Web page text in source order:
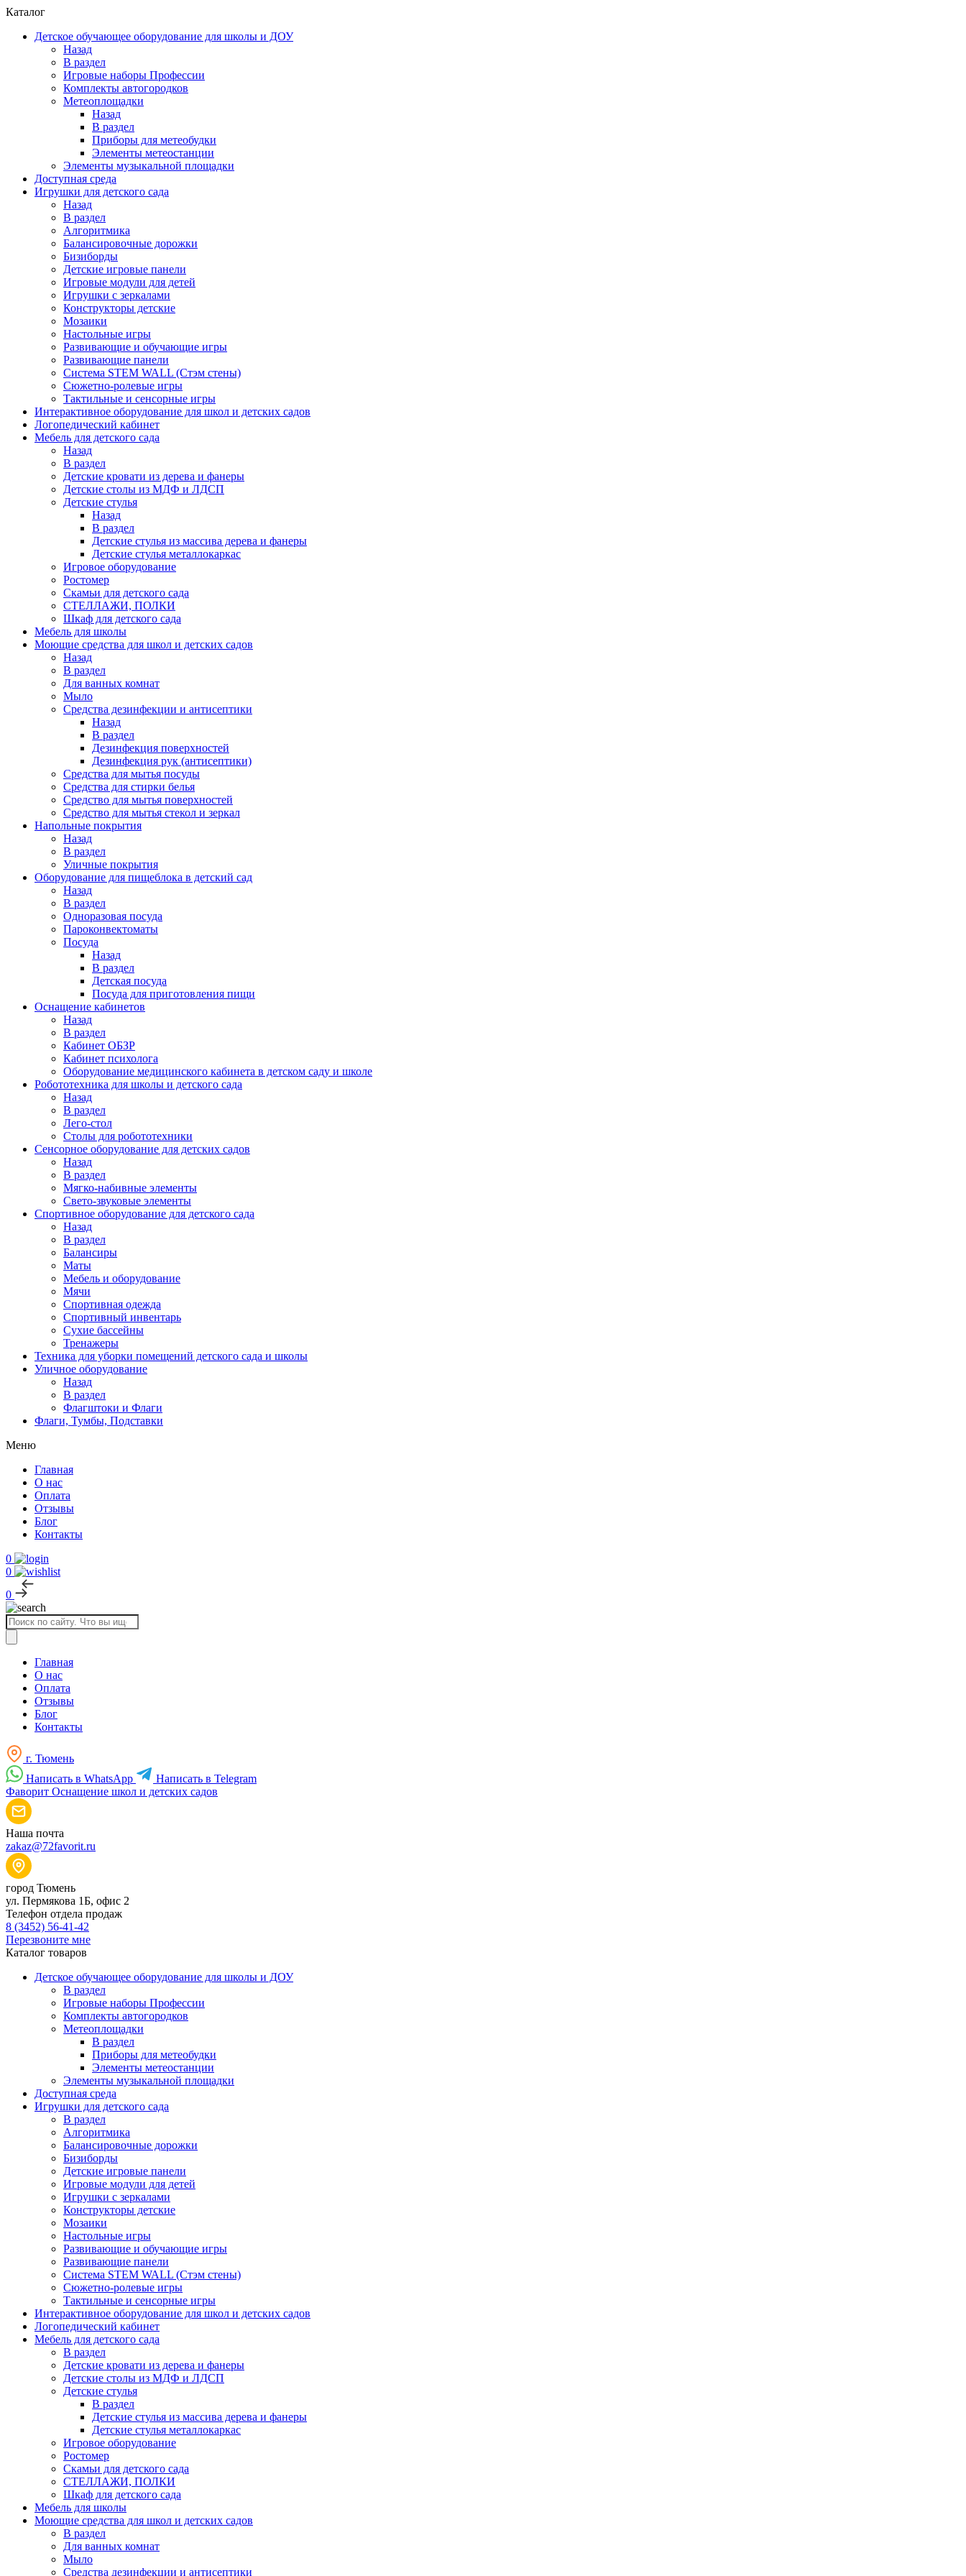
Каталог
Детское обучающее оборудование для школы и ДОУ
Назад
В раздел
Игровые наборы Профессии
Комплекты автогородков
Метеоплощадки
Назад
В раздел
Приборы для метеобудки
Элементы метеостанции
Элементы музыкальной площадки
Доступная среда
Игрушки для детского сада
Назад
В раздел
Алгоритмика
Балансировочные дорожки
Бизиборды
Детские игровые панели
Игровые модули для детей
Игрушки с зеркалами
Конструкторы детские
Мозаики
Настольные игры
Развивающие и обучающие игры
Развивающие панели
Система STEM WALL (Cтэм стены)
Сюжетно-ролевые игры
Тактильные и сенсорные игры
Интерактивное оборудование для школ и детских садов
Логопедический кабинет
Мебель для детского сада
Назад
В раздел
Детские кровати из дерева и фанеры
Детские столы из МДФ и ЛДСП
Детские стулья
Назад
В раздел
Детские стулья из массива дерева и фанеры
Детские стулья металлокаркас
Игровое оборудование
Ростомер
Скамьи для детского сада
СТЕЛЛАЖИ, ПОЛКИ
Шкаф для детского сада
Мебель для школы
Моющие средства для школ и детских садов
Назад
В раздел
Для ванных комнат
Мыло
Средства дезинфекции и антисептики
Назад
В раздел
Дезинфекция поверхностей
Дезинфекция рук (антисептики)
Средства для мытья посуды
Средства для стирки белья
Средство для мытья поверхностей
Средство для мытья стекол и зеркал
Напольные покрытия
Назад
В раздел
Уличные покрытия
Оборудование для пищеблока в детский сад
Назад
В раздел
Одноразовая посуда
Пароконвектоматы
Посуда
Назад
В раздел
Детская посуда
Посуда для приготовления пищи
Оснащение кабинетов
Назад
В раздел
Кабинет ОБЗР
Кабинет психолога
Оборудование медицинского кабинета в детском саду и школе
Робототехника для школы и детского сада
Назад
В раздел
Лего-стол
Столы для робототехники
Сенсорное оборудование для детских садов
Назад
В раздел
Мягко-набивные элементы
Свето-звуковые элементы
Спортивное оборудование для детского сада
Назад
В раздел
Балансиры
Маты
Мебель и оборудование
Мячи
Спортивная одежда
Спортивный инвентарь
Сухие бассейны
Тренажеры
Техника для уборки помещений детского сада и школы
Уличное оборудование
Назад
В раздел
Флагштоки и Флаги
Флаги, Тумбы, Подставки
Меню
Главная
О нас
Оплата
Отзывы
Блог
Контакты
0
0
0
Поиск
товаров
Главная
О нас
Оплата
Отзывы
Блог
Контакты
г. Тюмень
Написать в WhatsApp
Написать в Telegram
Фаворит Оснащение школ и детских садов
Наша почта
zakaz@72favorit.ru
город Тюмень
ул. Пермякова 1Б, офис 2
Телефон отдела продаж
8 (3452) 56-41-42
Перезвоните мне
Каталог товаров
Детское обучающее оборудование для школы и ДОУ
В раздел
Игровые наборы Профессии
Комплекты автогородков
Метеоплощадки
В раздел
Приборы для метеобудки
Элементы метеостанции
Элементы музыкальной площадки
Доступная среда
Игрушки для детского сада
В раздел
Алгоритмика
Балансировочные дорожки
Бизиборды
Детские игровые панели
Игровые модули для детей
Игрушки с зеркалами
Конструкторы детские
Мозаики
Настольные игры
Развивающие и обучающие игры
Развивающие панели
Система STEM WALL (Cтэм стены)
Сюжетно-ролевые игры
Тактильные и сенсорные игры
Интерактивное оборудование для школ и детских садов
Логопедический кабинет
Мебель для детского сада
В раздел
Детские кровати из дерева и фанеры
Детские столы из МДФ и ЛДСП
Детские стулья
В раздел
Детские стулья из массива дерева и фанеры
Детские стулья металлокаркас
Игровое оборудование
Ростомер
Скамьи для детского сада
СТЕЛЛАЖИ, ПОЛКИ
Шкаф для детского сада
Мебель для школы
Моющие средства для школ и детских садов
В раздел
Для ванных комнат
Мыло
Средства дезинфекции и антисептики